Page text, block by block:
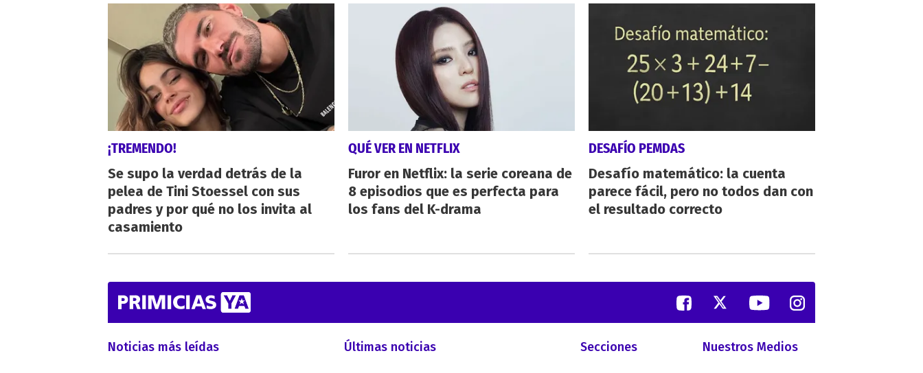
¡TREMENDO!
Se supo la verdad detrás de la
pelea de Tini Stoessel con sus
padres y por qué no los invita al
casamiento
QUÉ VER EN NETFLIX
Furor en Netflix: la serie coreana de
8 episodios que es perfecta para
los fans del K-drama
DESAFÍO PEMDAS
Desafío matemático: la cuenta
parece fácil, pero no todos dan con
el resultado correcto
Noticias más leídas Últimas noticias Secciones Nuestros Medios